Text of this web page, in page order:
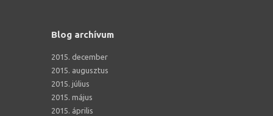
Blog archívum
2015. december
2015. augusztus
2015. július
2015. május
2015. április